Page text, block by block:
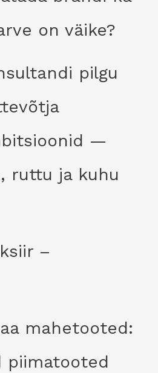
on väike?
pilgu
—
ruttu ja kuhu
–
mahetooted:
piimatooted